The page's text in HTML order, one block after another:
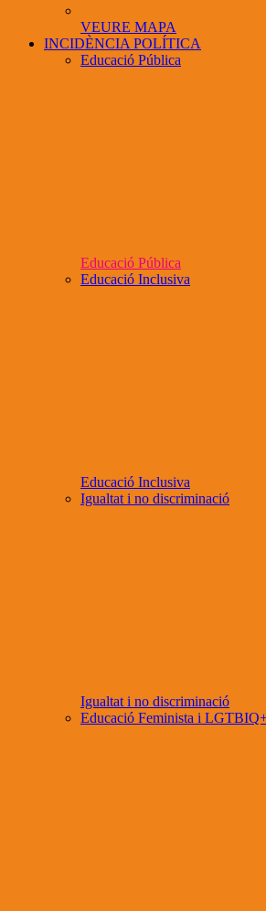
VEURE MAPA
INCIDÈNCIA POLÍTICA
Educació Pública
Educació Pública
Educació Inclusiva
Educació Inclusiva
Igualtat i no discriminació
Igualtat i no discriminació
Educació Feminista i